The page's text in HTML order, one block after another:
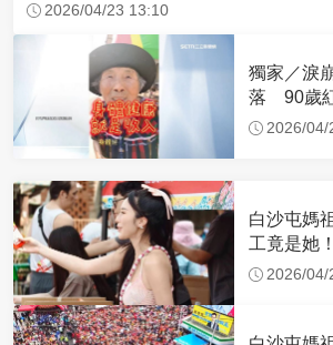
2026/04/23 13:10
獨家／淚
落 90歲
幕2026/04/
白沙屯媽
工竟是她
禮生 一輩
2026/04/